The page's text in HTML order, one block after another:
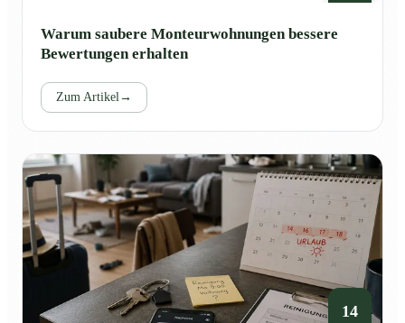
Warum saubere Monteurwohnungen bessere
Bewertungen erhalten
Zum Artikel→
14